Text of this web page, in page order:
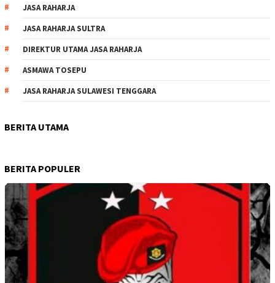
JASA RAHARJA
JASA RAHARJA SULTRA
DIREKTUR UTAMA JASA RAHARJA
ASMAWA TOSEPU
JASA RAHARJA SULAWESI TENGGARA
BERITA UTAMA
BERITA POPULER